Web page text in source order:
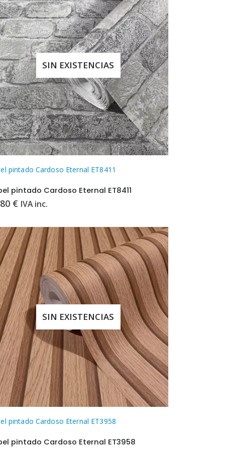
SIN EXISTENCIAS
pintado Cardoso Eternal ET8411
pintado Cardoso Eternal ET8411
€ IVA inc.
SIN EXISTENCIAS
pintado Cardoso Eternal ET3958
pintado Cardoso Eternal ET3958